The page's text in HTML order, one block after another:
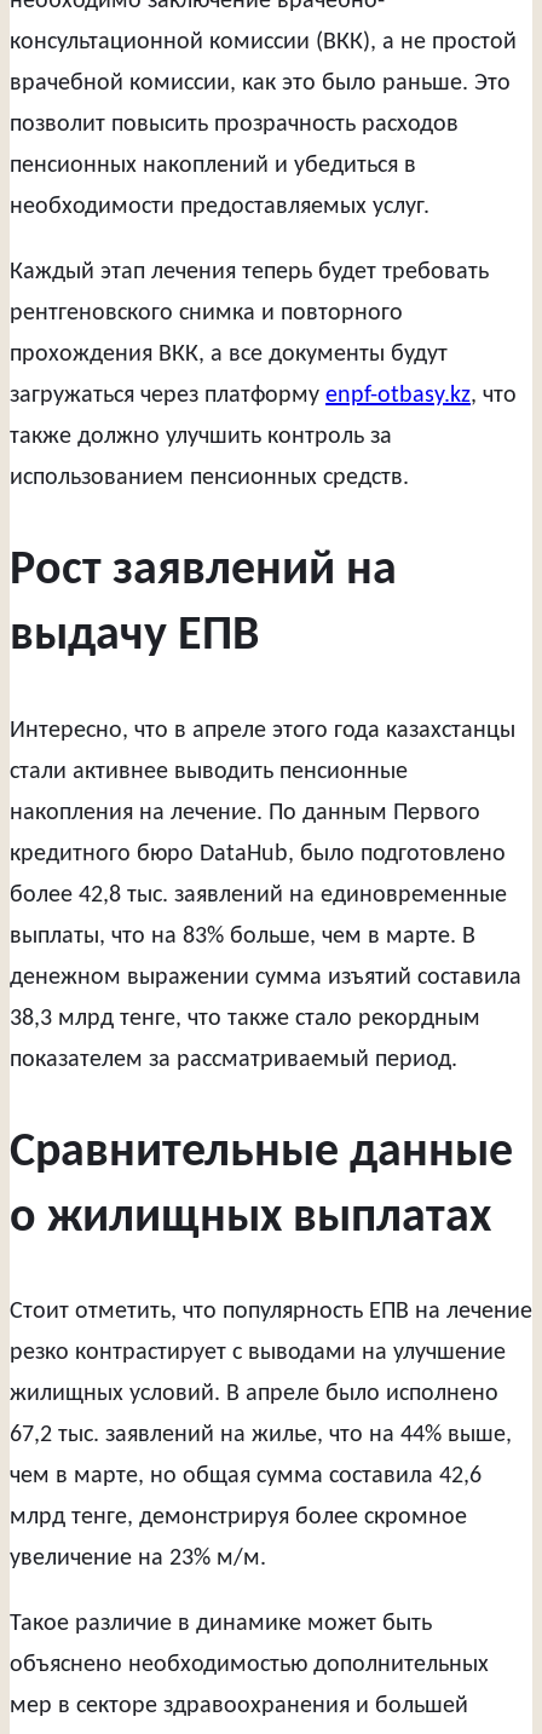
консультационной комиссии (ВКК), а не простой
врачебной комиссии, как это было раньше. Это
позволит повысить прозрачность расходов
пенсионных накоплений и убедиться в
необходимости предоставляемых услуг.
Каждый этап лечения теперь будет требовать
рентгеновского снимка и повторного
прохождения ВКК, а все документы будут
загружаться через платформу enpf-otbasy.kz, что
также должно улучшить контроль за
использованием пенсионных средств.
Рост заявлений на
выдачу ЕПВ
Интересно, что в апреле этого года казахстанцы
стали активнее выводить пенсионные
накопления на лечение. По данным Первого
кредитного бюро DataHub, было подготовлено
более 42,8 тыс. заявлений на единовременные
выплаты, что на 83% больше, чем в марте. В
денежном выражении сумма изъятий составила
38,3 млрд тенге, что также стало рекордным
показателем за рассматриваемый период.
Сравнительные данные
о жилищных выплатах
Стоит отметить, что популярность ЕПВ на лечение
резко контрастирует с выводами на улучшение
жилищных условий. В апреле было исполнено
67,2 тыс. заявлений на жилье, что на 44% выше,
чем в марте, но общая сумма составила 42,6
млрд тенге, демонстрируя более скромное
увеличение на 23% м/м.
Такое различие в динамике может быть
объяснено необходимостью дополнительных
мер в секторе здравоохранения и большей